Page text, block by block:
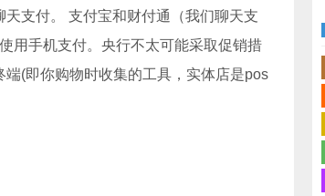
支付。 支付宝和财付通（我们聊天支
用手机支付。央行不太可能采取促销措
(即你购物时收集的工具，实体店是pos